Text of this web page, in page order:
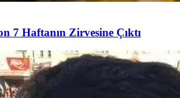
7 Haftanın Zirvesine Çıktı